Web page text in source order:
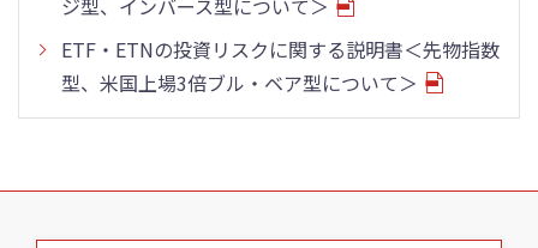
ETF・ETNの投資リスクに関する説明書＜先物指数
型、米国上場3倍ブル・ベア型について＞
こ